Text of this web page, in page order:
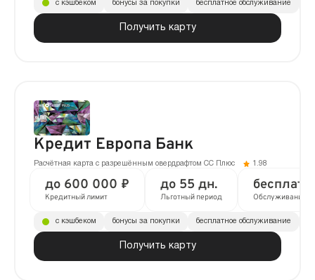
Получить карту
с кэшбеком бонусы за покупки бесплатное обслуживание
Кредит Европа Банк
Расчётная карта с разрешённым овердрафтом CC Плюс 1.98
до 600 000 ₽
Кредитный лимит
до 55 дн.
Льготный период Обслуживание
Получить карту
с кэшбеком бонусы за покупки бесплатное обслуживание